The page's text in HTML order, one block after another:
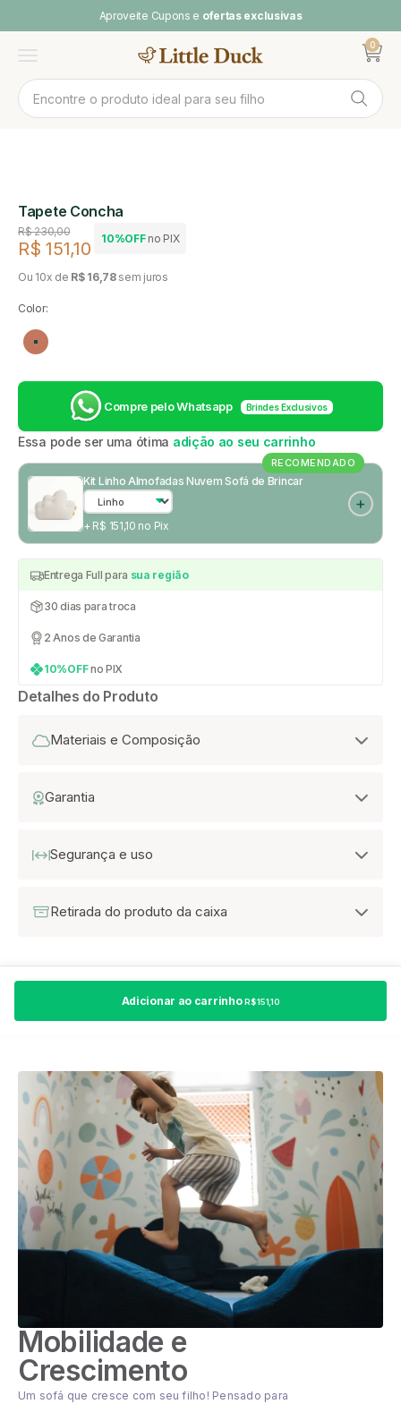
Aproveite Cupons e ofertas exclusivas
Abrir menu Abrir
0
Tapete Concha
Preço regular
R$ 230,00
Preço de venda
R$ 151,10 10%OFFno PIX
Ou 10x de R$ 16,78sem juros
Color:
Rosa
Compre pelo Whatsapp Brindes Exclusivos
Essa pode ser uma ótima adição ao seu carrinho
RECOMENDADO
Kit Linho Almofadas Nuvem Sofá de Brincar
+ R$ 151,10 no Pix
Entrega Full para sua região
30 dias para troca
2 Anos de Garantia
10%OFFno PIX
Detalhes do Produto
Materiais e Composição
Garantia
Segurança e uso
Retirada do produto da caixa
Adicionar ao carrinho R$ 151,10
Mobilidade e
Crescimento
Um sofá que cresce com seu filho! Pensado para